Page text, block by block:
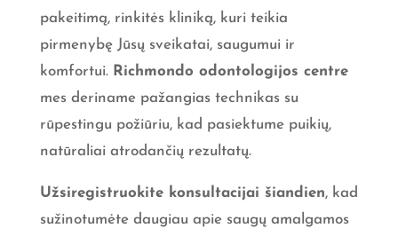
pakeitimą, rinkitės kliniką, kuri teikia
pirmenybę Jūsų sveikatai, saugumui ir
komfortui. Richmondo odontologijos centre
mes deriname pažangias technikas su
rūpestingu požiūriu, kad pasiektume puikių,
natūraliai atrodančių rezultatų.
Užsiregistruokite konsultacijai šiandien, kad
sužinotumėte daugiau apie saugų amalgamos